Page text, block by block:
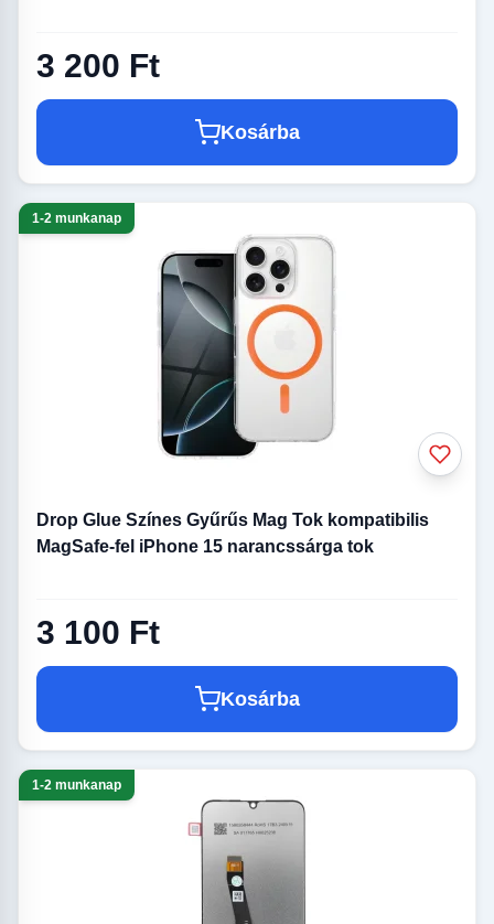
3 200 Ft
Kosárba
1-2 munkanap
Drop Glue Színes Gyűrűs Mag Tok kompatibilis
MagSafe-fel iPhone 15 narancssárga tok
3 100 Ft
Kosárba
1-2 munkanap